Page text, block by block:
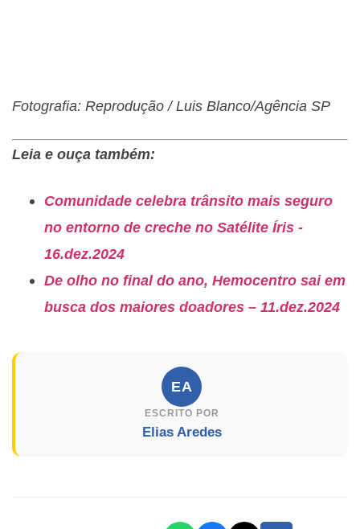
Fotografia: Reprodução / Luis Blanco/Agência SP
Leia e ouça também:
Comunidade celebra trânsito mais seguro
no entorno de creche no Satélite Íris -
16.dez.2024
De olho no final do ano, Hemocentro sai em
busca dos maiores doadores – 11.dez.2024
EA
ESCRITO POR
Elias Aredes